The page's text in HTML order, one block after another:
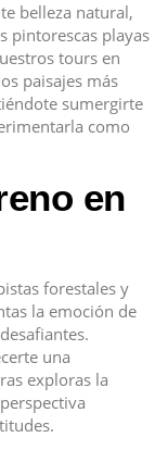
belleza natural,
pintorescas playas
tours en
paisajes más
sumergirte
como
en
forestales y
la emoción de
una
exploras la